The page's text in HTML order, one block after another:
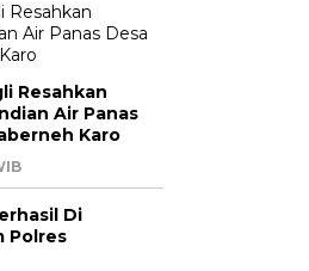
Resahkan
Air Panas
Karo
Di
Polres